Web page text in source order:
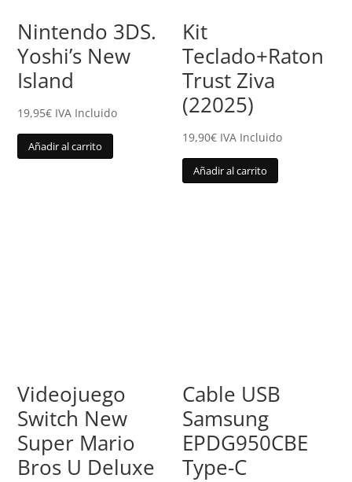
Nintendo 3DS.
Yoshi’s New
Island
19,95€ IVA Incluido
Añadir al carrito
Kit
Teclado+Raton
Trust Ziva
(22025)
19,90€ IVA Incluido
Añadir al carrito
Videojuego
Switch New
Super Mario
Bros U Deluxe
Cable USB
Samsung
EPDG950CBE
Type-C